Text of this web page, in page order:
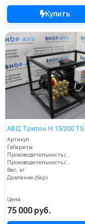
Купить
АВД Тритон H 15/200 TS
Артикул
Габариты
Вес, кг
Давление (бар)
Цена
75 000 руб.